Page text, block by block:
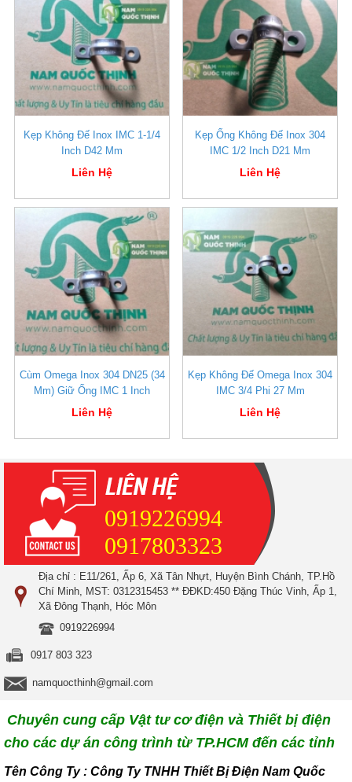
Kẹp Không Đế Inox IMC 1-1/4
Inch D42 Mm
Liên Hệ
Kẹp Ống Không Đế Inox 304
IMC 1/2 Inch D21 Mm
Liên Hệ
Cùm Omega Inox 304 DN25 (34
Mm) Giữ Ống IMC 1 Inch
Liên Hệ
Kẹp Không Đế Omega Inox 304
IMC 3/4 Phi 27 Mm
Liên Hệ
0919226994
0917803323
Địa chỉ : E11/261, Ấp 6, Xã Tân Nhựt, Huyện Bình Chánh, TP.Hồ
Chí Minh, MST: 0312315453 ** ĐĐKD:450 Đặng Thúc Vinh, Ấp 1,
Xã Đông Thạnh, Hóc Môn
0919226994
0917 803 323
namquocthinh@gmail.com
Chuyên cung cấp Vật tư cơ điện và Thiết bị điện
cho các dự án công trình từ TP.HCM đến các tỉnh
Tên Công Ty : Công Ty TNHH Thiết Bị Điện Nam Quốc